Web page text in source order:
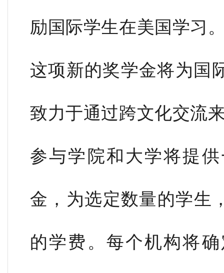
励国际学生在美国学习
这项新的奖学金将为国
致力于通过跨文化交流
参与学院和大学将提
金，为选定数量的学生
的学费。每个机构将